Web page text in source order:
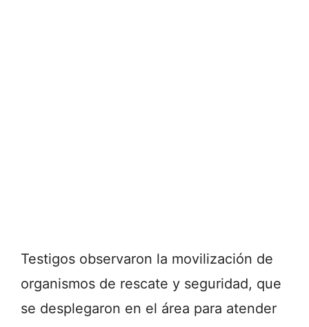
Testigos observaron la movilización de
organismos de rescate y seguridad, que
se desplegaron en el área para atender